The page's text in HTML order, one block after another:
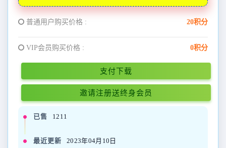
普通用户购买价格 : 20积分
VIP会员购买价格 : 0积分
支付下载
邀请注册送终身会员
已售 1211
最近更新 2023年04月10日